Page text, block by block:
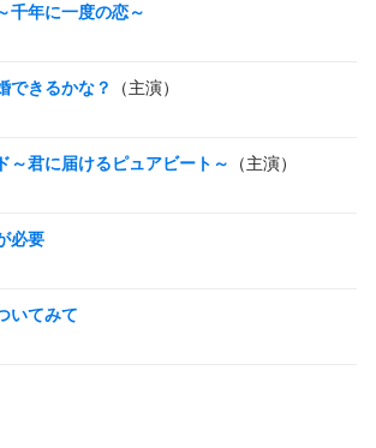
千年に一度の恋～
できるかな？ （主演）
～君に届けるピュアビート～ （主演）
必要
いてみて